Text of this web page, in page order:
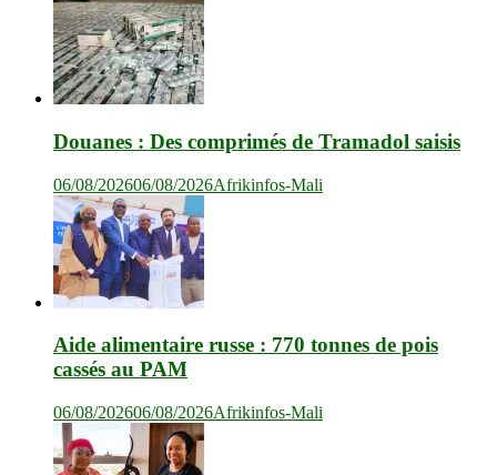
Douanes : Des comprimés de Tramadol saisis
06/08/202606/08/2026Afrikinfos-Mali
Aide alimentaire russe : 770 tonnes de pois
cassés au PAM
06/08/202606/08/2026Afrikinfos-Mali